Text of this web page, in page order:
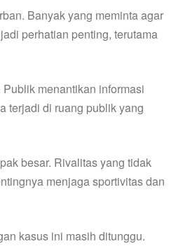
Banyak yang meminta agar
perhatian penting, terutama
menantikan informasi
terjadi di ruang publik yang
besar. Rivalitas yang tidak
menjaga sportivitas dan
kasus ini masih ditunggu.